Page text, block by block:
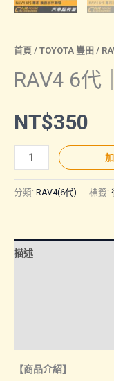
首頁 / TOYOTA 豐田 /
RAV4 6代
NT$350
RAV4
6
代
座
水
量
分類: RAV4(6代) 標籤:
描述
【商品介紹】